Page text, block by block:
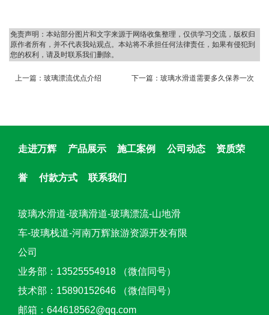
免责声明：本站部分图片和文字来源于网络收集整理，仅供学习交流，版权归
原作者所有，并不代表我站观点。本站将不承担任何法律责任，如果有侵犯到
您的权利，请及时联系我们删除。
上一篇： 玻璃漂流优点介绍 下一篇： 玻璃水滑道需要多久保养一次
走进万辉 产品展示 施工案例 公司动态 资质荣
誉 付款方式 联系我们
玻璃水滑道-玻璃滑道-玻璃漂流-山地滑
车-玻璃栈道-河南万辉旅游资源开发有限
公司
业务部：13525554918 （微信同号）
技术部：15890152646 （微信同号）
邮箱：644618562@qq.com